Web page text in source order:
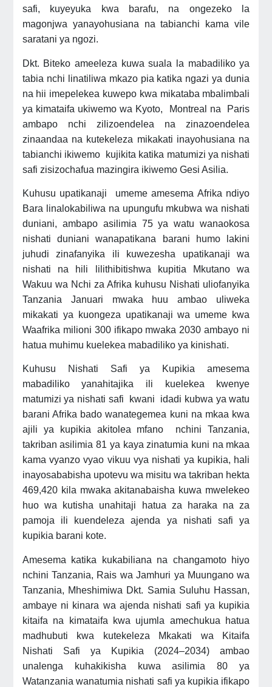
safi, kuyeyuka kwa barafu, na ongezeko la
magonjwa yanayohusiana na tabianchi kama vile
saratani ya ngozi.
Dkt. Biteko ameeleza kuwa suala la mabadiliko ya
tabia nchi linatiliwa mkazo pia katika ngazi ya dunia
na hii imepelekea kuwepo kwa mikataba mbalimbali
ya kimataifa ukiwemo wa Kyoto, Montreal na Paris
ambapo nchi zilizoendelea na zinazoendelea
zinaandaa na kutekeleza mikakati inayohusiana na
tabianchi ikiwemo kujikita katika matumizi ya nishati
safi zisizochafua mazingira ikiwemo Gesi Asilia.
Kuhusu upatikanaji umeme amesema Afrika ndiyo
Bara linalokabiliwa na upungufu mkubwa wa nishati
duniani, ambapo asilimia 75 ya watu wanaokosa
nishati duniani wanapatikana barani humo lakini
juhudi zinafanyika ili kuwezesha upatikanaji wa
nishati na hili lilithibitishwa kupitia Mkutano wa
Wakuu wa Nchi za Afrika kuhusu Nishati uliofanyika
Tanzania Januari mwaka huu ambao uliweka
mikakati ya kuongeza upatikanaji wa umeme kwa
Waafrika milioni 300 ifikapo mwaka 2030 ambayo ni
hatua muhimu kuelekea mabadiliko ya kinishati.
Kuhusu Nishati Safi ya Kupikia amesema
mabadiliko yanahitajika ili kuelekea kwenye
matumizi ya nishati safi kwani idadi kubwa ya watu
barani Afrika bado wanategemea kuni na mkaa kwa
ajili ya kupikia akitolea mfano nchini Tanzania,
takriban asilimia 81 ya kaya zinatumia kuni na mkaa
kama vyanzo vyao vikuu vya nishati ya kupikia, hali
inayosababisha upotevu wa misitu wa takriban hekta
469,420 kila mwaka akitanabaisha kuwa mwelekeo
huo wa kutisha unahitaji hatua za haraka na za
pamoja ili kuendeleza ajenda ya nishati safi ya
kupikia barani kote.
Amesema katika kukabiliana na changamoto hiyo
nchini Tanzania, Rais wa Jamhuri ya Muungano wa
Tanzania, Mheshimiwa Dkt. Samia Suluhu Hassan,
ambaye ni kinara wa ajenda nishati safi ya kupikia
kitaifa na kimataifa kwa ujumla amechukua hatua
madhubuti kwa kutekeleza Mkakati wa Kitaifa
Nishati Safi ya Kupikia (2024–2034) ambao
unalenga kuhakikisha kuwa asilimia 80 ya
Watanzania wanatumia nishati safi ya kupikia ifikapo